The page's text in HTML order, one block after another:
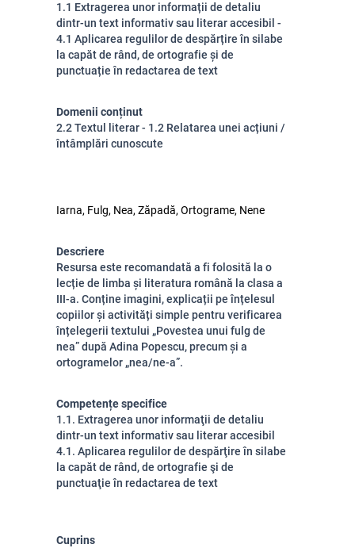
1.1 Extragerea unor informații de detaliu
dintr-un text informativ sau literar accesibil -
4.1 Aplicarea regulilor de despărțire în silabe
la capăt de rând, de ortografie și de
punctuație în redactarea de text
Domenii conținut
2.2 Textul literar - 1.2 Relatarea unei acțiuni /
întâmplări cunoscute
Iarna, Fulg, Nea, Zăpadă, Ortograme, Nene
Descriere
Resursa este recomandată a fi folosită la o
lecție de limba și literatura română la clasa a
III-a. Conține imagini, explicații pe înțelesul
copiilor și activități simple pentru verificarea
înțelegerii textului „Povestea unui fulg de
nea” după Adina Popescu, precum și a
ortogramelor „nea/ne-a”.
Competențe specifice
1.1. Extragerea unor informaţii de detaliu
dintr-un text informativ sau literar accesibil
4.1. Aplicarea regulilor de despărţire în silabe
la capăt de rând, de ortografie şi de
punctuaţie în redactarea de text
Cuprins